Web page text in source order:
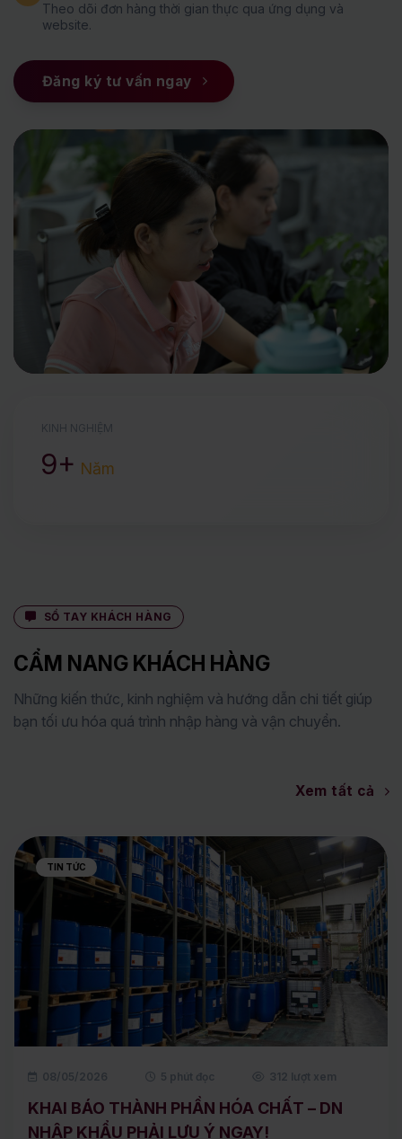
KINH NGHIỆM
9+ Năm
Theo dõi đơn hàng thời gian thực qua ứng dụng và
website.
Đăng ký tư vấn ngay
SỔ TAY KHÁCH HÀNG
CẨM NANG KHÁCH HÀNG
Những kiến thức, kinh nghiệm và hướng dẫn chi tiết giúp
bạn tối ưu hóa quá trình nhập hàng và vận chuyển.
Xem tất cả
TIN TỨC
08/05/2026 5 phút đọc 312 lượt xem
KHAI BÁO THÀNH PHẦN HÓA CHẤT – DN
NHẬP KHẨU PHẢI LƯU Ý NGAY!